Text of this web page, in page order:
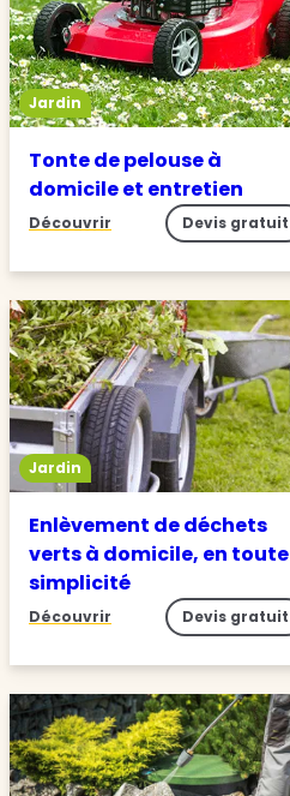
Jardin
Tonte de pelouse à
domicile et entretien
Découvrir Devis gratuit
Jardin
Enlèvement de déchets
verts à domicile, en toute
simplicité
Découvrir Devis gratuit